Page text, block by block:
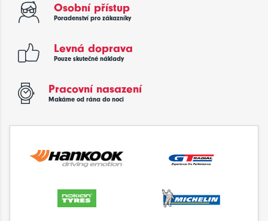
Osobní přístup
Poradenství pro zákazníky
Levná doprava
Pouze skutečné náklady
Pracovní nasazení
Makáme od rána do noci